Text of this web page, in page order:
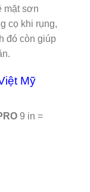
mặt sơn
cọ khi rụng,
đó còn giúp
Mỹ
9 in =